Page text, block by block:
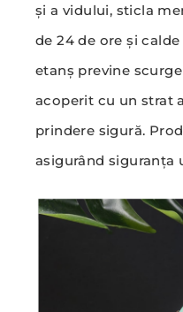
și a vidului, sticla
de 24 de ore și
etanș previne
acoperit cu un strat
prindere sigură.
asigurând siguranța